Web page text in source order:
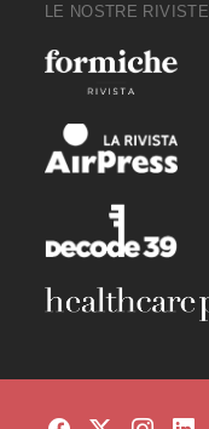
LE NOSTRE RIVISTE